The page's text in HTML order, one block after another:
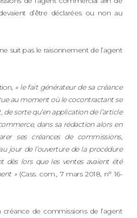
d’être déclarées ou non au
suit pas le raisonnement de l’agent
« le fait générateur de sa créance
au moment où le cocontractant se
sorte qu’en application de l’article
dans sa rédaction alors en
ses créances de commissions,
jour de l’ouverture de la procédure
dès lors que les ventes avaient été
» (Cass. com., 7 mars 2018, n° 16-
créance de commissions de l’agent